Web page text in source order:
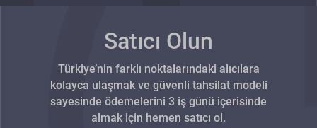
Satıcı Olun
Türkiye’nin farklı noktalarındaki alıcılara
kolayca ulaşmak ve güvenli tahsilat modeli
sayesinde ödemelerini 3 iş günü içerisinde
almak için hemen satıcı ol.